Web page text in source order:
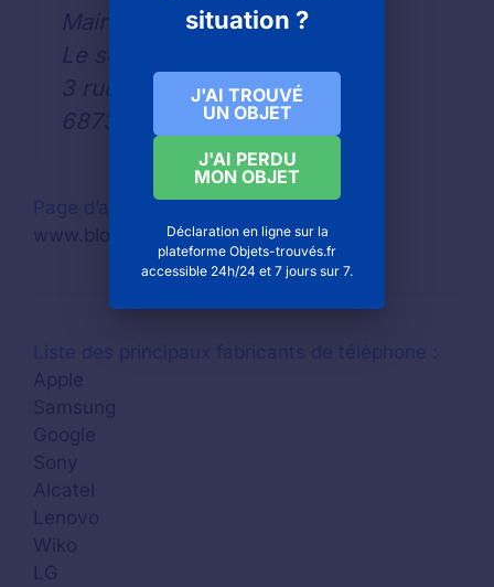
Mairie de BLOTZHEIM
Le service des objets trouvés
3 rue du Rhin
68730
Page d’accueil du site Internet:
www.blotzheim.fr
Apple
Samsung
Google
Sony
Alcatel
Lenovo
Wiko
LG
situation ?
J'AI TROUVÉ
UN OBJET
J'AI PERDU
MON OBJET
Déclaration en ligne sur la
plateforme Objets-trouvés.fr
accessible 24h/24 et 7 jours sur 7.